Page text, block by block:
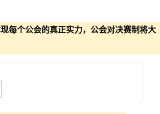
每个公会的真正实力，公会对决赛制将大